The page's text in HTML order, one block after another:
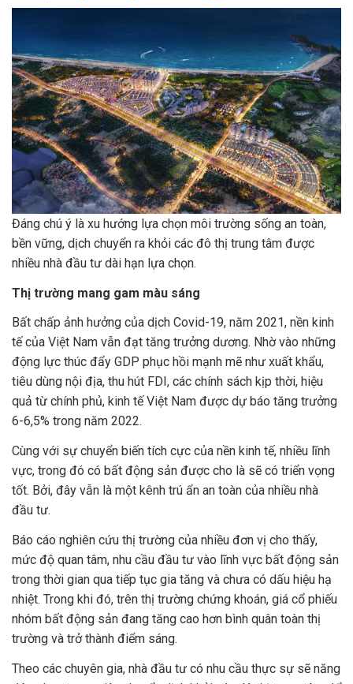
Đáng chú ý là xu hướng lựa chọn môi trường sống an toàn,
bền vững, dịch chuyển ra khỏi các đô thị trung tâm được
nhiều nhà đầu tư dài hạn lựa chọn.
Thị trường mang gam màu sáng
Bất chấp ảnh hưởng của dịch Covid-19, năm 2021, nền kinh
tế của Việt Nam vẫn đạt tăng trưởng dương. Nhờ vào những
động lực thúc đẩy GDP phục hồi mạnh mẽ như xuất khẩu,
tiêu dùng nội địa, thu hút FDI, các chính sách kịp thời, hiệu
quả từ chính phủ, kinh tế Việt Nam được dự báo tăng trưởng
6-6,5% trong năm 2022.
Cùng với sự chuyển biến tích cực của nền kinh tế, nhiều lĩnh
vực, trong đó có bất động sản được cho là sẽ có triển vọng
tốt. Bởi, đây vẫn là một kênh trú ẩn an toàn của nhiều nhà
đầu tư.
Báo cáo nghiên cứu thị trường của nhiều đơn vị cho thấy,
mức độ quan tâm, nhu cầu đầu tư vào lĩnh vực bất động sản
trong thời gian qua tiếp tục gia tăng và chưa có dấu hiệu hạ
nhiệt. Trong khi đó, trên thị trường chứng khoán, giá cổ phiếu
nhóm bất động sản đang tăng cao hơn bình quân toàn thị
trường và trở thành điểm sáng.
Theo các chuyên gia, nhà đầu tư có nhu cầu thực sự sẽ năng